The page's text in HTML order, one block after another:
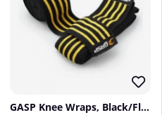
GASP Knee Wraps, Black/Flame